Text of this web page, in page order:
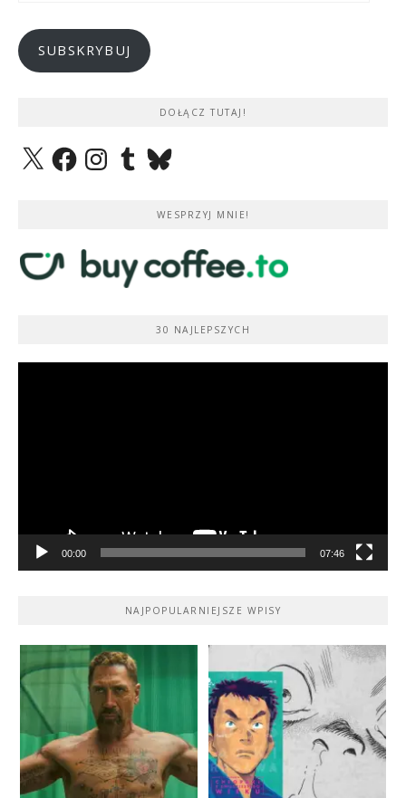
SUBSKRYBUJ
DOŁĄCZ TUTAJ!
X FacebookInstagramTumblrBluesky
WESPRZYJ MNIE!
30 NAJLEPSZYCH
00:00 07:46
NAJPOPULARNIEJSZE WPISY